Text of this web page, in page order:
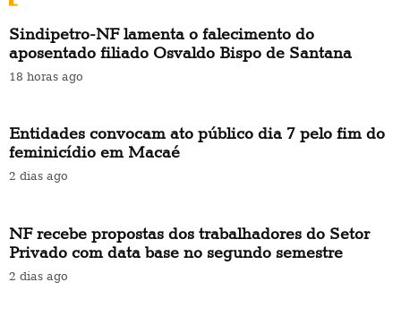
Sindipetro-NF lamenta o falecimento do
aposentado filiado Osvaldo Bispo de Santana
18 horas ago
Entidades convocam ato público dia 7 pelo fim do
feminicídio em Macaé
2 dias ago
NF recebe propostas dos trabalhadores do Setor
Privado com data base no segundo semestre
2 dias ago